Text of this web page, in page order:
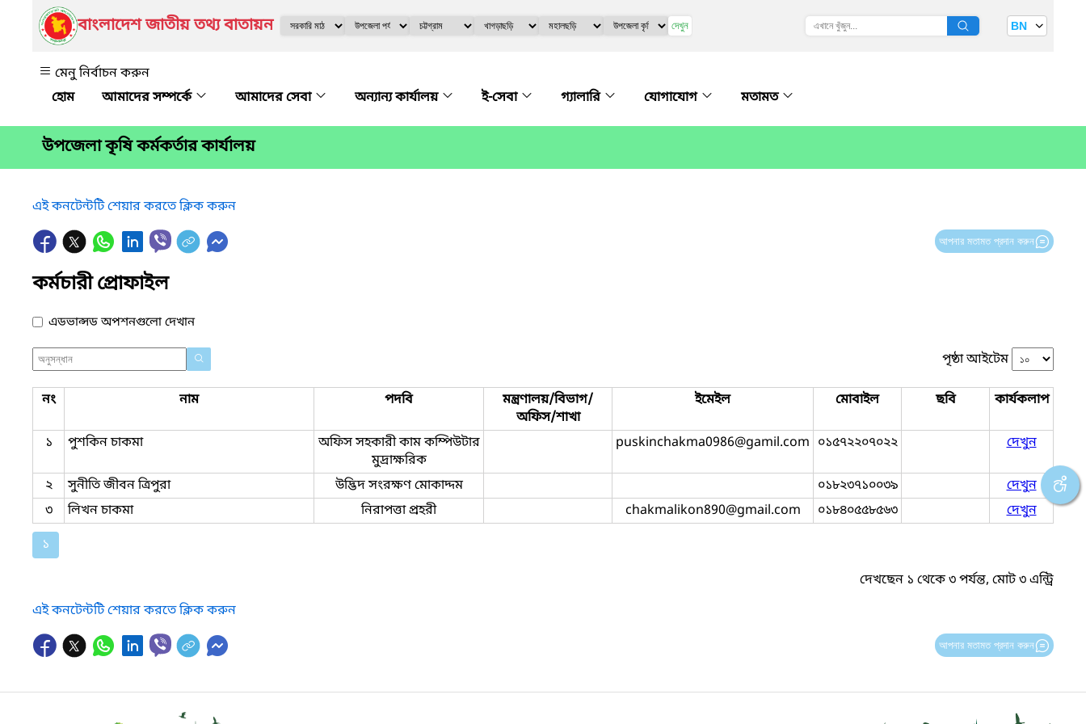
বাংলাদেশ জাতীয় তথ্য বাতায়ন দেখুন BN
মেনু নির্বাচন করুন
আমাদের সম্পর্কে
আমাদের সেবা অন্যান্য কার্যালয় ই-সেবা গ্যালারি যোগাযোগ মতামত
উপজেলা কৃষি কর্মকর্তার কার্যালয়
এই কনটেন্টটি শেয়ার করতে ক্লিক করুন
আপনার মতামত প্রদান করুন
কর্মচারী প্রোফাইল
এডভান্সড অপশনগুলো দেখান
পৃষ্ঠা আইটেম
নং নাম পদবি
মন্ত্রণালয়/বিভাগ/
অফিস/শাখা
ইমেইল মোবাইল ছবি কার্যকলাপ
১ পুশকিন চাকমা
অফিস সহকারী কাম কম্পিউটার
মুদ্রাক্ষরিক
puskinchakma0986@gamil.com ০১৫৭২২০৭০২২ দেখুন
২ সুনীতি জীবন ত্রিপুরা উদ্ভিদ সংরক্ষণ মোকাদ্দম ০১৮২৩৭১০০৩৯
দেখুন
৩
লিখন চাকমা নিরাপত্তা প্রহরী chakmalikon890@gmail.com ০১৮৪০৫৫৮৫৬৩
দেখুন
১
দেখছেন ১ থেকে ৩ পর্যন্ত, মোট ৩ এন্ট্রি
এই কনটেন্টটি শেয়ার করতে ক্লিক করুন
আপনার মতামত প্রদান করুন